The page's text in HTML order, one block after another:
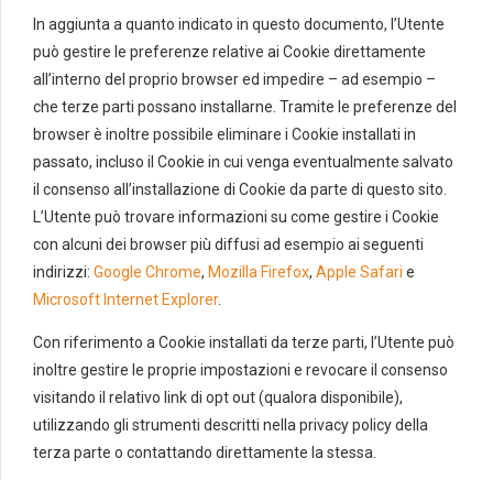
In aggiunta a quanto indicato in questo documento, l’Utente
può gestire le preferenze relative ai Cookie direttamente
all’interno del proprio browser ed impedire – ad esempio –
che terze parti possano installarne. Tramite le preferenze del
browser è inoltre possibile eliminare i Cookie installati in
passato, incluso il Cookie in cui venga eventualmente salvato
il consenso all’installazione di Cookie da parte di questo sito.
L’Utente può trovare informazioni su come gestire i Cookie
con alcuni dei browser più diffusi ad esempio ai seguenti
indirizzi: Google Chrome, Mozilla Firefox, Apple Safari e
Microsoft Internet Explorer.
Con riferimento a Cookie installati da terze parti, l’Utente può
inoltre gestire le proprie impostazioni e revocare il consenso
visitando il relativo link di opt out (qualora disponibile),
utilizzando gli strumenti descritti nella privacy policy della
terza parte o contattando direttamente la stessa.